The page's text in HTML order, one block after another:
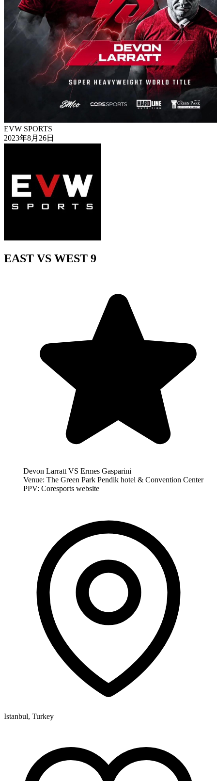
EVW SPORTS
2023年8月26日
EAST VS WEST 9
Devon Larratt VS Ermes Gasparini
Venue: The Green Park Pendik hotel & Convention Center
PPV: Coresports website
Istanbul, Turkey